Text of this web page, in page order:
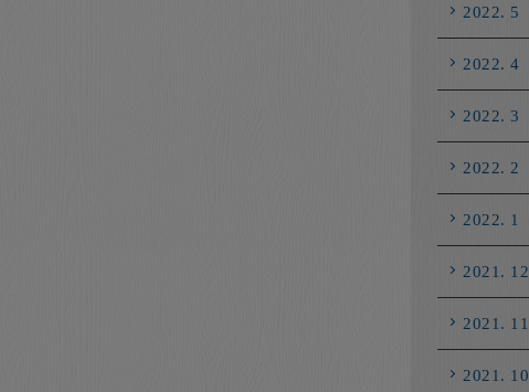
2022. 5
2022. 4
2022. 3
2022. 2
2022. 1
2021. 12
2021. 11
2021. 10